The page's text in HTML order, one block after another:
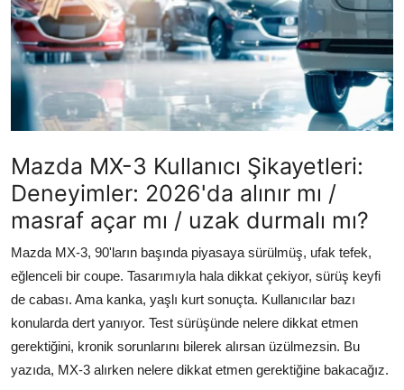
Kiralama & Filo
Sürüş & Güvenlik
Lastik & Jant
Yağlar & Sıvılar
LPG & Yakıt
Elektrik & Akü
Klima & Konfor
Aydınlatma & Görüş
Şanzıman & Aktarma
Dizel Sistemler
Mazda MX-3 Kullanıcı Şikayetleri:
Deneyimler: 2026'da alınır mı /
masraf açar mı / uzak durmalı mı?
Mazda MX-3, 90'ların başında piyasaya sürülmüş, ufak tefek,
eğlenceli bir coupe. Tasarımıyla hala dikkat çekiyor, sürüş keyfi
de cabası. Ama kanka, yaşlı kurt sonuçta. Kullanıcılar bazı
konularda dert yanıyor. Test sürüşünde nelere dikkat etmen
gerektiğini, kronik sorunlarını bilerek alırsan üzülmezsin. Bu
yazıda, MX-3 alırken nelere dikkat etmen gerektiğine bakacağız.